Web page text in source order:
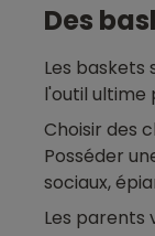
Des
Les baskets
l'outil ultime
Choisir des
Posséder
sociaux,
Les parents